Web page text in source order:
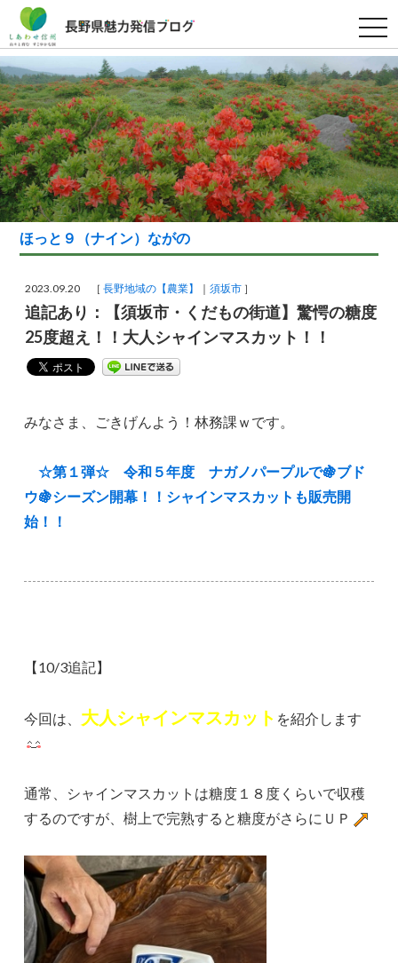
t
o
g
l
e
n
a
v
i
g
a
t
i
o
n
ほっと９（ナイン）ながの
2023.09.20 ［長野地域の【農業】 須坂市 ］
追記あり：【須坂市・くだもの街道】驚愕の糖度
25度超え！！大人シャインマスカット！！
みなさま、ごきげんよう！林務課ｗです。
☆第１弾☆ 令和５年度 ナガノパープルで🍇ブド
ウ🍇シーズン開幕！！シャインマスカットも販売開
始！！
【10/3追記】
今回は、 大人シャインマスカット を紹介します
通常、シャインマスカットは糖度１８度くらいで収穫
するのですが、樹上で完熟すると糖度がさらにＵＰ